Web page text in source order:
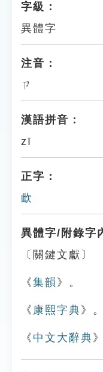
字級：
異體字
注音：
ㄗ
漢語拼音：
zī
正字：
㰣
異體字/附錄字
〔關鍵文獻〕
《集韻 》。
《 康熙字典 》。
《 中文大辭典